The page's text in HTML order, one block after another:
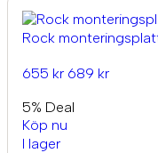
Rock
655 kr 689 kr
5% Deal
Köp nu
I lager